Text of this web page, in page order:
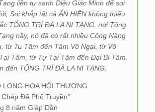
liền tự sanh Diệu Giác Minh để soi
Soi khắp tất cả ẨN HIỆN không thiếu
TỔNG TRÌ ĐÀ LA NI TẠNG, nơi Tổng
nầy, nó đã có rất nhiều Công Năng
từ Tu Tâm đến Tâm Vô Ngại, từ Vô
Tâm, từ Tự Tại Tâm đến Đại Bi Tâm.
đến TỔNG TRÌ ĐÀ LA NI TẠNG.
LONG HOA HỘI THƯỢNG
Để Phổ Truyền”
8 năm Giáp Dần